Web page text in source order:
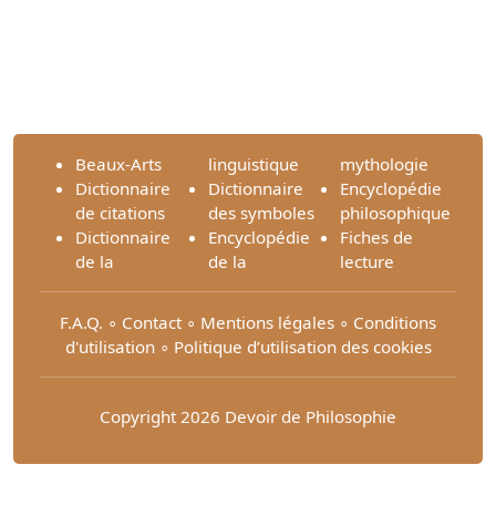
Beaux-Arts
Dictionnaire
de citations
Dictionnaire
de la
linguistique
Dictionnaire
des symboles
Encyclopédie
de la
mythologie
Encyclopédie
philosophique
Fiches de
lecture
F.A.Q. ∘ Contact ∘ Mentions légales ∘ Conditions
d'utilisation∘ Politique d’utilisation des cookies
Copyright 2026 Devoir de Philosophie